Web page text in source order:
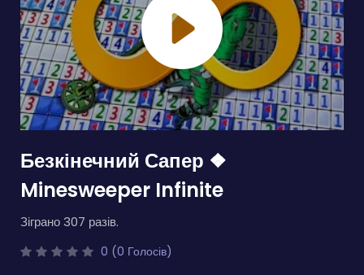
Безкінечний Сапер ❖
Minesweeper Infinite
Зіграно 307 разів.
0 (0 Голосів)